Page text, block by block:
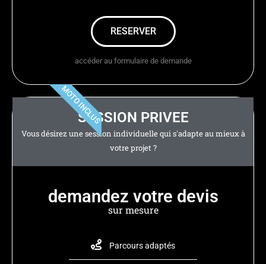
RESERVER
accéder au formulaire de demande
MOTO INCLUS
SESSION PRIVEE
Vous désirez une session individuelle qui s'adapte au mieux à
votre projet ?
demandez votre devis
sur mesure
Parcours adaptés